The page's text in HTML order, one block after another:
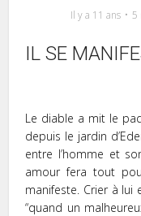
Il y a 11 ans 5
IL SE
Le diable a mit le
depuis le jardin
entre l’homme et
amour fera tout
manifeste. Crier à
“quand un